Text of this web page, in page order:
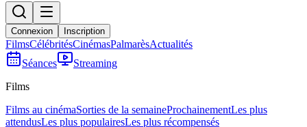
Connexion Inscription
FilmsCélébritésCinémasPalmarèsActualités
Séances
Streaming
Films
Films au cinémaSorties de la semaineProchainementLes plus
attendusLes plus populairesLes plus récompensés